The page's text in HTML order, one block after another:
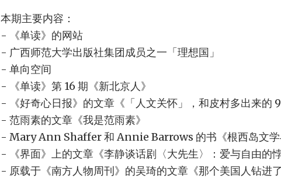
本期主要内容：
- 《单读》的网站
- 广西师范大学出版社集团成员之一「理想国」
- 单向空间
- 《单读》第 16 期《新北京人》
- 《好奇心日报》的文章《「人文关怀」，和皮村多出来的
- 范雨素的文章《我是范雨素》
- Mary Ann Shaffer 和 Annie Barrows 的书《根西岛文学
- 《界面》上的文章《李静谈话剧〈大先生〉：爱与自由的悖
- 原载于《南方人物周刊》的吴琦的文章《那个美国人钻进了